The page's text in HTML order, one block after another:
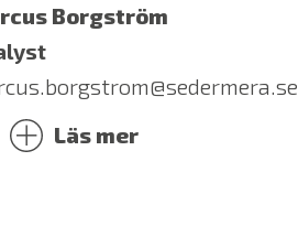
Borgström
Läs mer